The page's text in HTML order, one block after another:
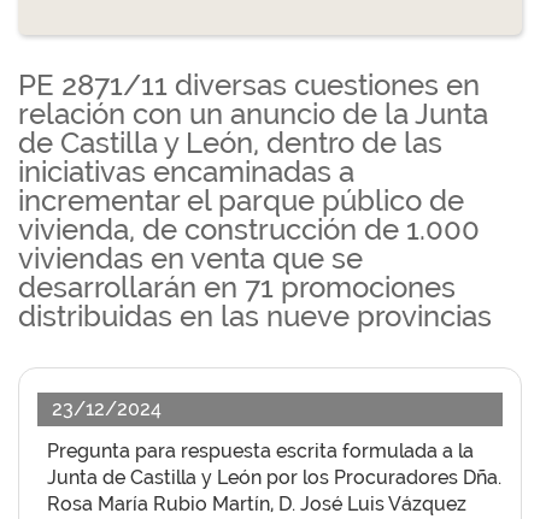
PE 2871/11 diversas cuestiones en
relación con un anuncio de la Junta
de Castilla y León, dentro de las
iniciativas encaminadas a
incrementar el parque público de
vivienda, de construcción de 1.000
viviendas en venta que se
desarrollarán en 71 promociones
distribuidas en las nueve provincias
23/12/2024
Pregunta para respuesta escrita formulada a la
Junta de Castilla y León por los Procuradores Dña.
Rosa María Rubio Martín, D. José Luis Vázquez